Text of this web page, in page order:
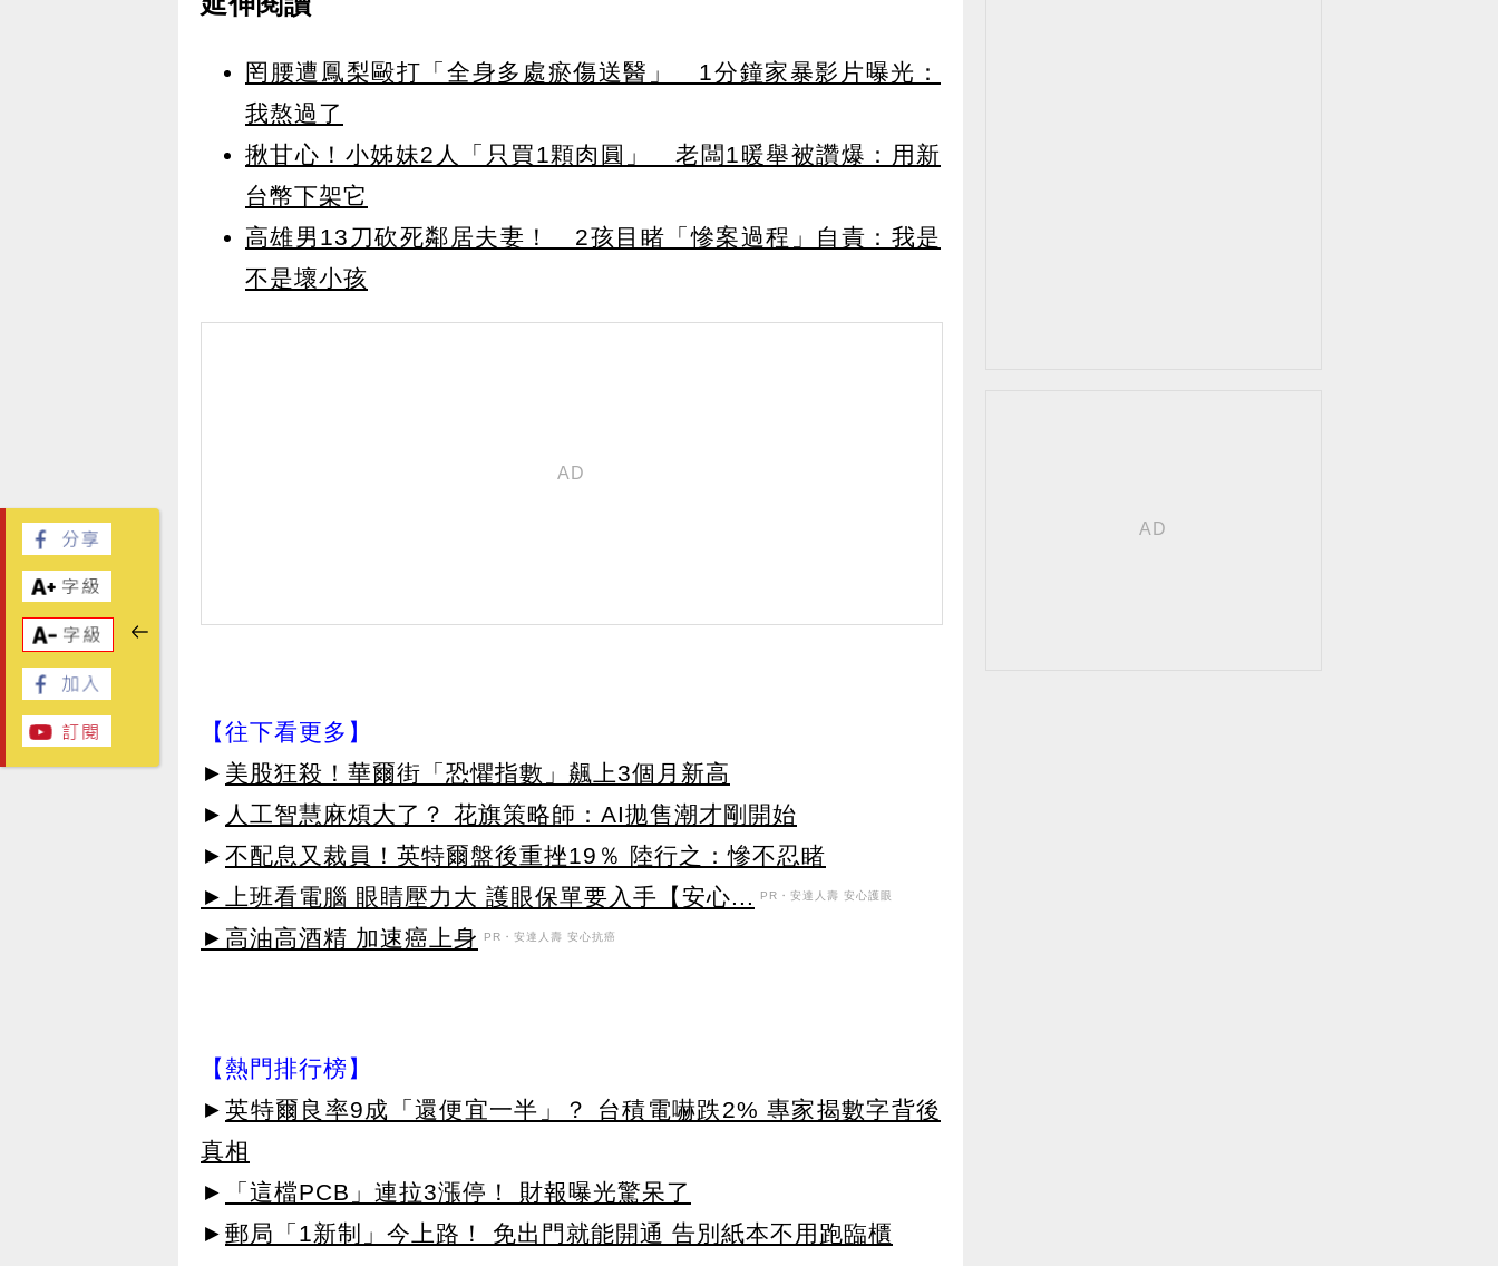
罔腰遭鳳梨毆打「全身多處瘀傷送醫」 1分鐘家暴影片曝光：
我熬過了
揪甘心！小姊妹2人「只買1顆肉圓」 老闆1暖舉被讚爆：用新
台幣下架它
高雄男13刀砍死鄰居夫妻！ 2孩目睹「慘案過程」自責：我是
不是壞小孩
【往下看更多】
► 美股狂殺！華爾街「恐懼指數」飆上3個月新高
► 人工智慧麻煩大了？ 花旗策略師：AI拋售潮才剛開始
► 不配息又裁員！英特爾盤後重挫19％ 陸行之：慘不忍睹
►上班看電腦 眼睛壓力大 護眼保單要入手【安心...
PR・安達人壽 安心護眼
►高油高酒精 加速癌上身 PR・安達人壽 安心抗癌
【熱門排行榜】
► 英特爾良率9成「還便宜一半」？ 台積電嚇跌2% 專家揭數字背後
真相
►
「這檔PCB」連拉3漲停！ 財報曝光驚呆了
► 郵局「1新制」今上路！ 免出門就能開通 告別紙本不用跑臨櫃